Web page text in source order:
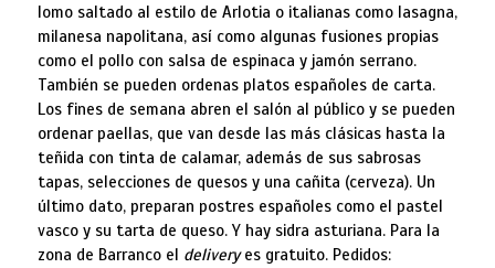
lomo saltado al estilo de Arlotia o italianas como lasagna,
milanesa napolitana, así como algunas fusiones propias
como el pollo con salsa de espinaca y jamón serrano.
También se pueden ordenas platos españoles de carta.
Los fines de semana abren el salón al público y se pueden
ordenar paellas, que van desde las más clásicas hasta la
teñida con tinta de calamar, además de sus sabrosas
tapas, selecciones de quesos y una cañita (cerveza). Un
último dato, preparan postres españoles como el pastel
vasco y su tarta de queso. Y hay sidra asturiana. Para la
zona de Barranco el deliveryes gratuito. Pedidos: